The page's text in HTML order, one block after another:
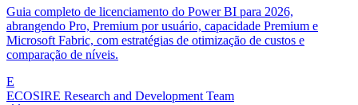
Guia completo de licenciamento do Power BI para 2026,
abrangendo Pro, Premium por usuário, capacidade Premium e
Microsoft Fabric, com estratégias de otimização de custos e
comparação de níveis.
E
ECOSIRE Research and Development Team